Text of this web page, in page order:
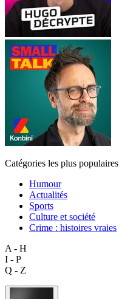
Catégories les plus populaires
Humour
Actualités
Sports
Culture et société
Crime : histoires vraies
A - H
I - P
Q - Z